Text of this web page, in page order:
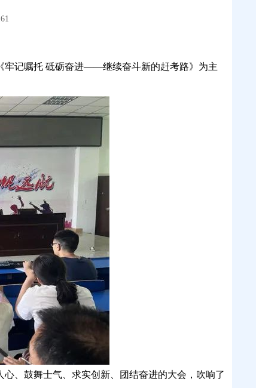
牢记嘱托 砥砺奋进——继续奋斗新的赶考路》为主
、鼓舞士气、求实创新、团结奋进的大会，吹响了